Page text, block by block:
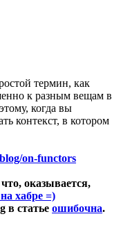
термин, как
к разным вещам в
когда вы
контекст, в котором
on-functors
оказывается,
хабре =)
в статье ошибочна.